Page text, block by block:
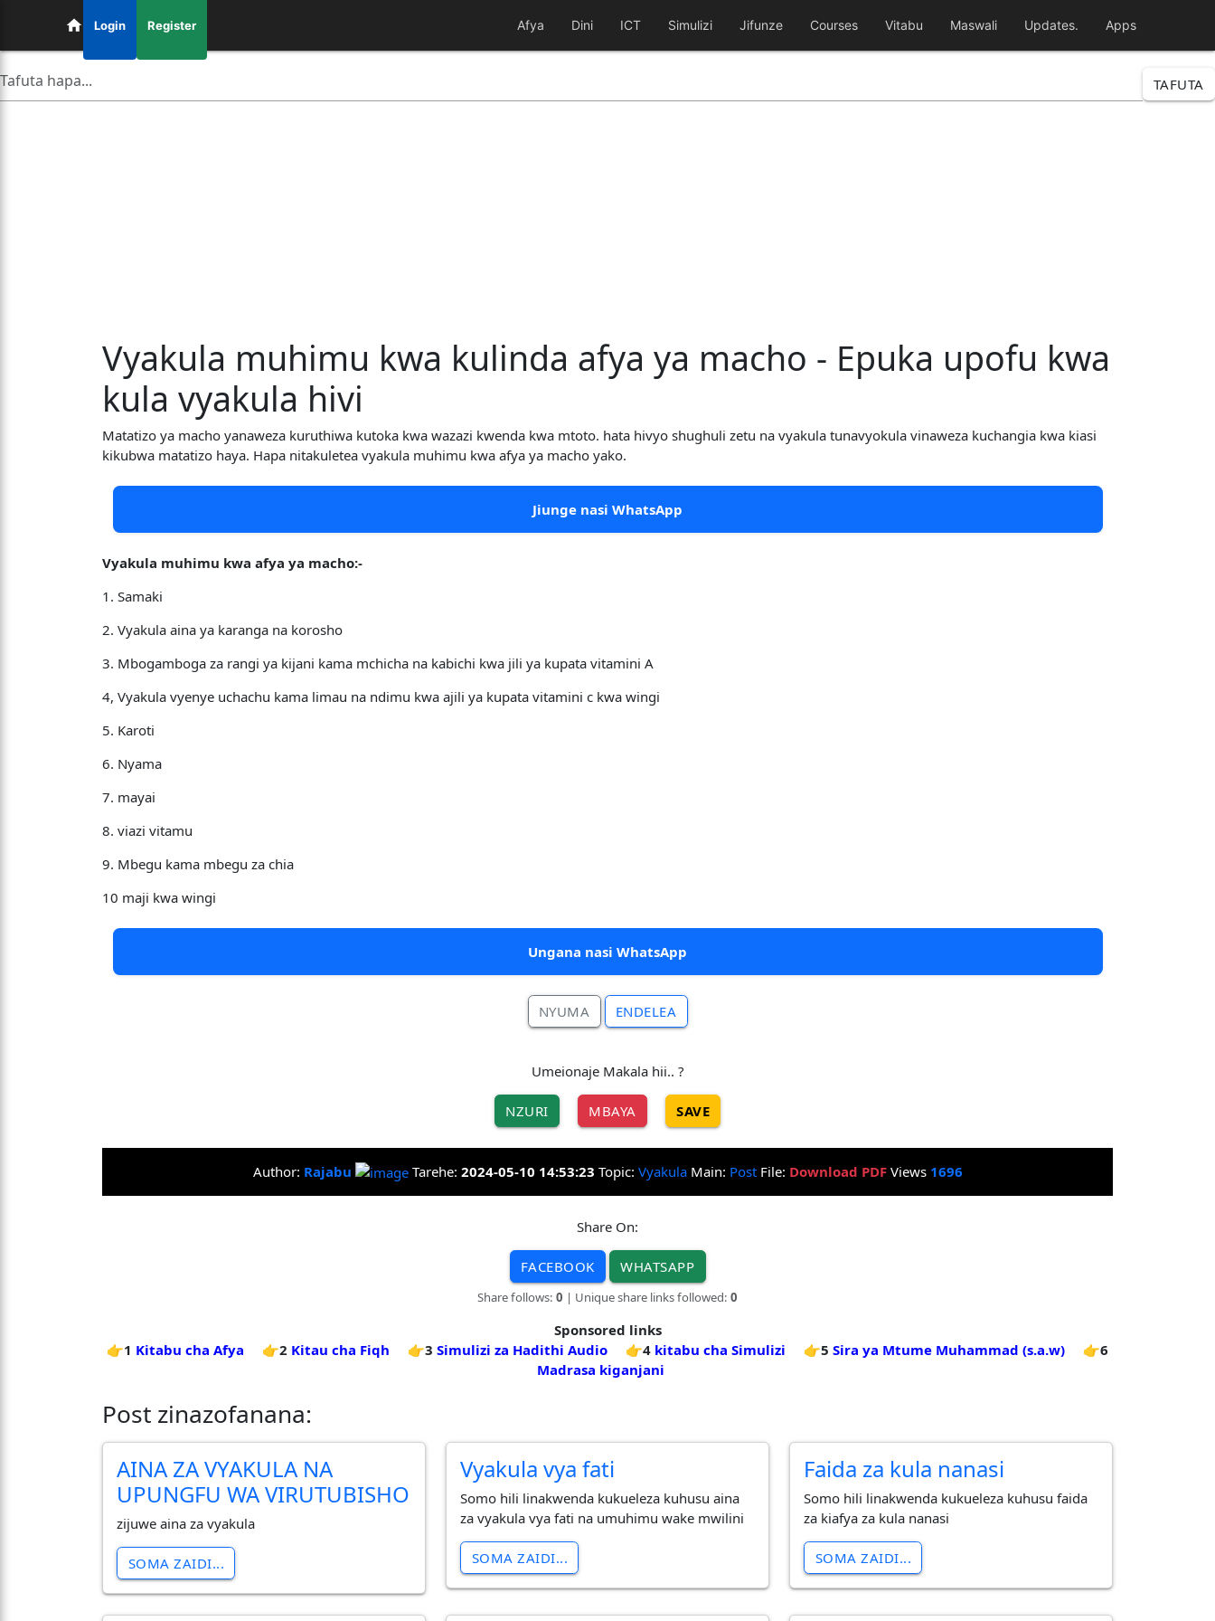
Login Register Afya Dini ICT Simulizi Jifunze Courses Vitabu Maswali Updates. Apps
TAFUTA
Vyakula muhimu kwa kulinda afya ya macho - Epuka upofu kwa
kula vyakula hivi
Matatizo ya macho yanaweza kuruthiwa kutoka kwa wazazi kwenda kwa mtoto. hata hivyo shughuli zetu na vyakula tunavyokula vinaweza kuchangia kwa kiasi
kikubwa matatizo haya. Hapa nitakuletea vyakula muhimu kwa afya ya macho yako.
Jiunge nasi WhatsApp
Vyakula muhimu kwa afya ya macho:-
1. Samaki
2. Vyakula aina ya karanga na korosho
3. Mbogamboga za rangi ya kijani kama mchicha na kabichi kwa jili ya kupata vitamini A
4, Vyakula vyenye uchachu kama limau na ndimu kwa ajili ya kupata vitamini c kwa wingi
5. Karoti
6. Nyama
7. mayai
8. viazi vitamu
9. Mbegu kama mbegu za chia
10 maji kwa wingi
Ungana nasi WhatsApp
NYUMA ENDELEA
Umeionaje Makala hii.. ?
NZURI MBAYA SAVE
Author: Rajabu Tarehe: 2024-05-10 14:53:23 Topic: VyakulaMain: PostFile: Download PDFViews 1696
Share On:
FACEBOOK WHATSAPP
Share follows: 0 | Unique share links followed: 0
Sponsored links
👉1 Kitabu cha Afya 👉2 Kitau cha Fiqh 👉3 Simulizi za Hadithi Audio 👉4 kitabu cha Simulizi 👉5 Sira ya Mtume Muhammad (s.a.w)
👉6
Madrasa kiganjani
Post zinazofanana:
AINA ZA VYAKULA NA
UPUNGFU WA VIRUTUBISHO
zijuwe aina za vyakula
SOMA ZAIDI...
Vyakula vya fati
Somo hili linakwenda kukueleza kuhusu aina
za vyakula vya fati na umuhimu wake mwilini
SOMA ZAIDI...
Faida za kula nanasi
Somo hili linakwenda kukueleza kuhusu faida
za kiafya za kula nanasi
SOMA ZAIDI...